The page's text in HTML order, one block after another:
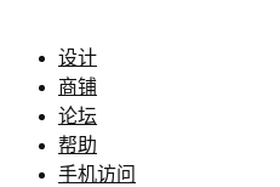
设计
商铺
论坛
帮助
手机访问